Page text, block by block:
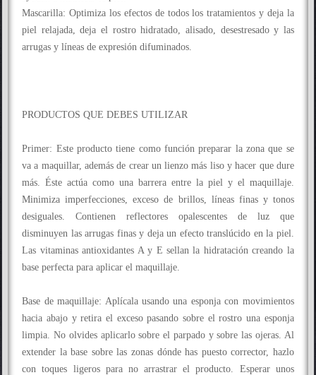
Mascarilla: Optimiza los efectos de todos los tratamientos y deja la
piel relajada, deja el rostro hidratado, alisado, desestresado y las
arrugas y líneas de expresión difuminados.
PRODUCTOS QUE DEBES UTILIZAR
Primer: Este producto tiene como función preparar la zona que se
va a maquillar, además de crear un lienzo más liso y hacer que dure
más. Éste actúa como una barrera entre la piel y el maquillaje.
Minimiza imperfecciones, exceso de brillos, líneas finas y tonos
desiguales. Contienen reflectores opalescentes de luz que
disminuyen las arrugas finas y deja un efecto translúcido en la piel.
Las vitaminas antioxidantes A y E sellan la hidratación creando la
base perfecta para aplicar el maquillaje.
Base de maquillaje: Aplícala usando una esponja con movimientos
hacia abajo y retira el exceso pasando sobre el rostro una esponja
limpia. No olvides aplicarlo sobre el parpado y sobre las ojeras. Al
extender la base sobre las zonas dónde has puesto corrector, hazlo
con toques ligeros para no arrastrar el producto. Esperar unos